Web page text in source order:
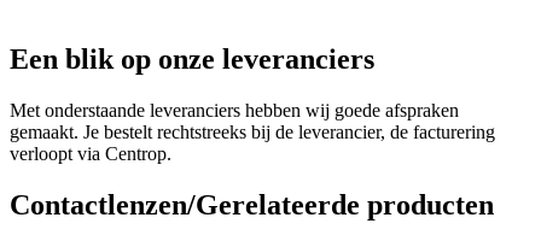
Een blik op onze leveranciers
Met onderstaande leveranciers hebben wij goede afspraken
gemaakt. Je bestelt rechtstreeks bij de leverancier, de facturering
verloopt via Centrop.
Contactlenzen/Gerelateerde producten